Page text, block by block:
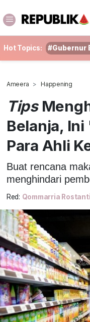
Hot Topics: #Gubernur
Ameera Happening
Tips
Belanja,
Para Ahli
Buat rencana
menghindari
Red: Qommarria Rostanti